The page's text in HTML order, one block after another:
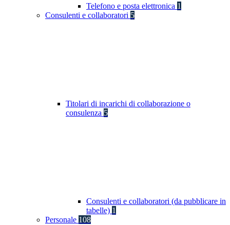
Telefono e posta elettronica 1
Consulenti e collaboratori 5
Titolari di incarichi di collaborazione o
consulenza 5
Consulenti e collaboratori (da pubblicare in
tabelle) 1
Personale 108